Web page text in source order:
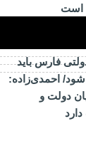
است
فارس باید
شود/ احمدی‌زاده:
دولت و